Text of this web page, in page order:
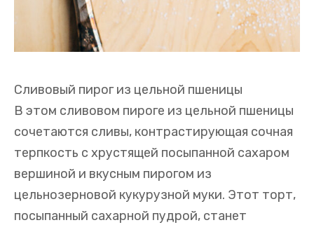
Сливовый пирог из цельной пшеницы
В этом сливовом пироге из цельной пшеницы
сочетаются сливы, контрастирующая сочная
терпкость с хрустящей посыпанной сахаром
вершиной и вкусным пирогом из
цельнозерновой кукурузной муки. Этот торт,
посыпанный сахарной пудрой, станет